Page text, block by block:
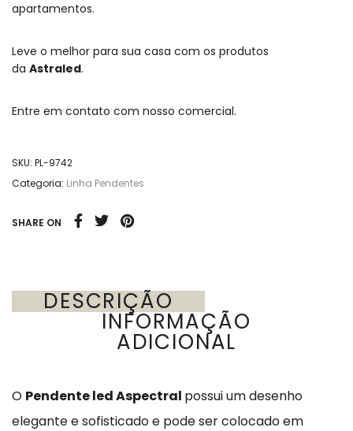
apartamentos.
Leve o melhor para sua casa com os produtos
da Astraled.
Entre em contato com nosso comercial.
SKU: PL-9742
Categoria: Linha Pendentes
SHARE ON
DESCRIÇÃO
INFORMAÇÃO
ADICIONAL
O Pendente led Aspectral possui um desenho
elegante e sofisticado e pode ser colocado em